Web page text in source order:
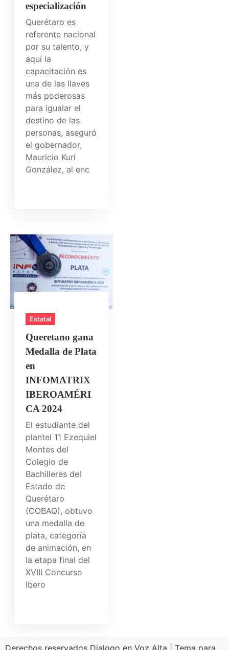
especialización
Querétaro es
referente nacional
por su talento, y
aquí la
capacitación es
una de las llaves
más poderosas
para igualar el
destino de las
personas, aseguró
el gobernador,
Mauricio Kuri
González, al enc
Estatal
Queretano gana
Medalla de Plata
en
INFOMATRIX
IBEROAMÉRI
CA 2024
El estudiante del
plantel 11 Ezequiel
Montes del
Colegio de
Bachilleres del
Estado de
Querétaro
(COBAQ), obtuvo
una medalla de
plata, categoría
de animación, en
la etapa final del
XVIII Concurso
Ibero
Derechos reservados Dialogo en Voz Alta Tema para